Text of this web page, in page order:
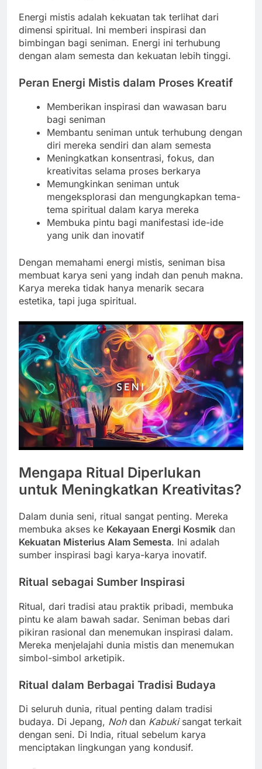
Energi mistis adalah kekuatan tak terlihat dari
dimensi spiritual. Ini memberi inspirasi dan
bimbingan bagi seniman. Energi ini terhubung
dengan alam semesta dan kekuatan lebih tinggi.
Peran Energi Mistis dalam Proses Kreatif
Memberikan inspirasi dan wawasan baru
bagi seniman
Membantu seniman untuk terhubung dengan
diri mereka sendiri dan alam semesta
Meningkatkan konsentrasi, fokus, dan
kreativitas selama proses berkarya
Memungkinkan seniman untuk
mengeksplorasi dan mengungkapkan tema-
tema spiritual dalam karya mereka
Membuka pintu bagi manifestasi ide-ide
yang unik dan inovatif
Dengan memahami energi mistis, seniman bisa
membuat karya seni yang indah dan penuh makna.
Karya mereka tidak hanya menarik secara
estetika, tapi juga spiritual.
Mengapa Ritual Diperlukan
untuk Meningkatkan Kreativitas?
Dalam dunia seni, ritual sangat penting. Mereka
membuka akses ke Kekayaan Energi Kosmik dan
Kekuatan Misterius Alam Semesta. Ini adalah
sumber inspirasi bagi karya-karya inovatif.
Ritual sebagai Sumber Inspirasi
Ritual, dari tradisi atau praktik pribadi, membuka
pintu ke alam bawah sadar. Seniman bebas dari
pikiran rasional dan menemukan inspirasi dalam.
Mereka menjelajahi dunia mistis dan menemukan
simbol-simbol arketipik.
Ritual dalam Berbagai Tradisi Budaya
Di seluruh dunia, ritual penting dalam tradisi
budaya. Di Jepang, Nohdan Kabukisangat terkait
dengan seni. Di India, ritual sebelum karya
menciptakan lingkungan yang kondusif.